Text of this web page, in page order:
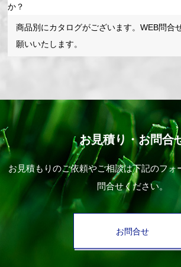
か？
商品別にカタログがございます。WEB問合
願いいたします。
お見積り・お問合
お見積もりのご依頼やご相談は下記のフォ
問合せください。
お問合せ